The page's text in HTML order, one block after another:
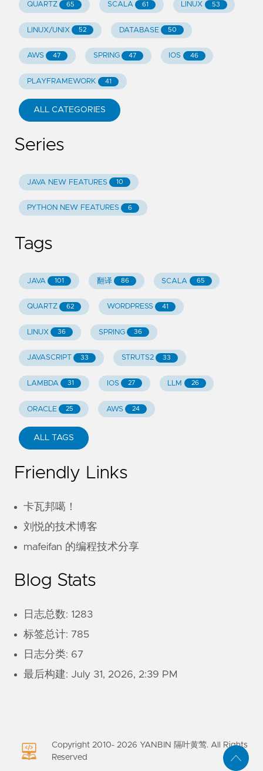
QUARTZ 65 SCALA 61 LINUX 53
LINUX/UNIX 52 DATABASE 50
AWS 47 SPRING 47 IOS 46
PLAYFRAMEWORK 41
ALL CATEGORIES
Series
JAVA NEW FEATURES 10
PYTHON NEW FEATURES 6
Tags
JAVA 101 翻译 86 SCALA 65
QUARTZ 62 WORDPRESS 41
LINUX 36 SPRING 36
JAVASCRIPT 33 STRUTS2 33
LAMBDA 31 IOS 27 LLM 26
ORACLE 25 AWS 24
ALL TAGS
Friendly Links
卡瓦邦噶！
刘悦的技术博客
mafeifan 的编程技术分享
Blog Stats
日志总数: 1283
标签总计: 785
日志分类: 67
最后构建: July 31, 2026, 2:39 PM
Copyright 2010- 2026 YANBIN 隔叶黄莺. All Rights
Reserved